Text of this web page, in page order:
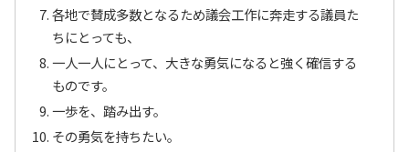
各地で賛成多数となるため議会工作に奔走する議員た
ちにとっても、
一人一人にとって、大きな勇気になると強く確信する
ものです。
一歩を、踏み出す。
その勇気を持ちたい。